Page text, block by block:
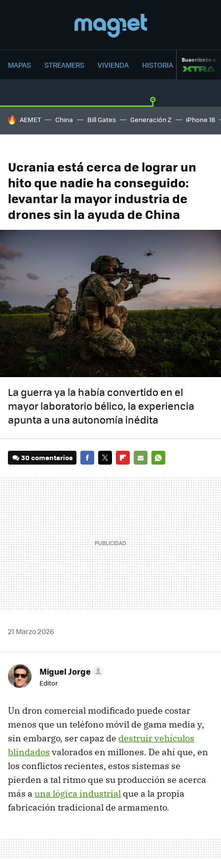
MAPAS STREAMERS VIVIENDA HISTORIA Suscríbete a
HOY SE HABLA DE
AEMET China Bill Gates Generación Z iPhone 18
Ucrania está cerca de lograr un
hito que nadie ha conseguido:
levantar la mayor industria de
drones sin la ayuda de China
La guerra ya la había convertido en el
mayor laboratorio bélico, la experiencia
apunta a una autonomía inédita
30 comentarios
MAIL
21 Marzo 2026
Miguel Jorge
Editor
Un dron comercial modificado puede costar
menos que un teléfono móvil de gama media y,
sin embargo, ser capaz de destruir vehículos
blindados valorados en millones. De ahí que, en
los conflictos recientes, estos sistemas se
pierden a tal ritmo que su producción se acerca
más a una lógica industrial que a la propia
fabricación tradicional de armamento.